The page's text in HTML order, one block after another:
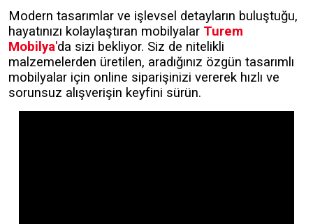
Modern tasarımlar ve işlevsel detayların buluştuğu,
hayatınızı kolaylaştıran mobilyalar Turem
Mobilya'da sizi bekliyor. Siz de nitelikli
malzemelerden üretilen, aradığınız özgün tasarımlı
mobilyalar için online siparişinizi vererek hızlı ve
sorunsuz alışverişin keyfini sürün.